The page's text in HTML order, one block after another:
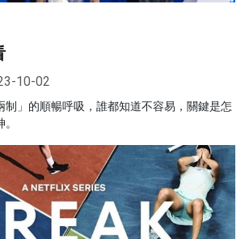
10-02
制」的順暢呼吸，誰都知道不容易，關鍵是怎